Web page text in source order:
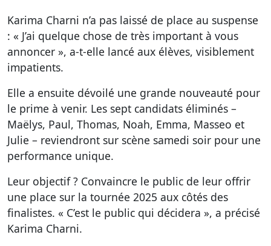
Karima Charni n’a pas laissé de place au suspense
: « J’ai quelque chose de très important à vous
annoncer », a-t-elle lancé aux élèves, visiblement
impatients.
Elle a ensuite dévoilé une grande nouveauté pour
le prime à venir. Les sept candidats éliminés –
Maëlys, Paul, Thomas, Noah, Emma, Masseo et
Julie – reviendront sur scène samedi soir pour une
performance unique.
Leur objectif ? Convaincre le public de leur offrir
une place sur la tournée 2025 aux côtés des
finalistes. « C’est le public qui décidera », a précisé
Karima Charni.